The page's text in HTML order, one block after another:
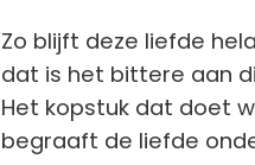
Zo blijft deze liefde
dat is het bittere aan
Het kopstuk dat doet
begraaft de liefde